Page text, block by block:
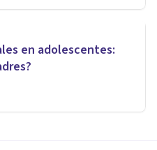
en adolescentes: